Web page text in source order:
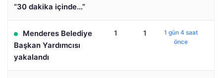
“30 dakika içinde…”
Menderes Belediye
Başkan Yardımcısı
yakalandı
1 1
1 gün 4 saat
önce